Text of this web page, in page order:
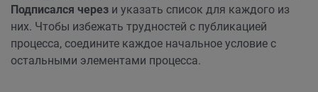
Подписался через и указать список для каждого из
них. Чтобы избежать трудностей с публикацией
процесса, соедините каждое начальное условие с
остальными элементами процесса.